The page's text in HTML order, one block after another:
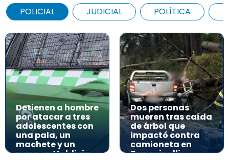
POLICIAL JUDICIAL POLÍTICA
Detienen a hombre
por atacar a tres
adolescentes con
una pala, un
machete y un
perro en Valdivia
Dos personas
mueren tras caída
de árbol que
impactó contra
camioneta en
Panguipulli